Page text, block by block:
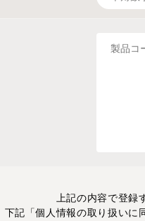
上記の内容で登録
下記「個人情報の取り扱いに